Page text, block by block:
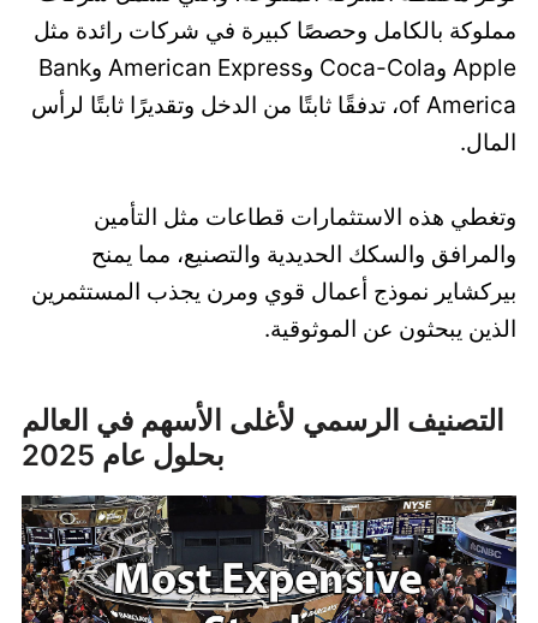
مملوكة بالكامل وحصصًا كبيرة في شركات رائدة مثل
Apple وCoca-Cola وAmerican Express وBank
of America، تدفقًا ثابتًا من الدخل وتقديرًا ثابتًا لرأس
المال.
وتغطي هذه الاستثمارات قطاعات مثل التأمين
والمرافق والسكك الحديدية والتصنيع، مما يمنح
بيركشاير نموذج أعمال قوي ومرن يجذب المستثمرين
الذين يبحثون عن الموثوقية.
التصنيف الرسمي لأغلى الأسهم في العالم
بحلول عام 2025